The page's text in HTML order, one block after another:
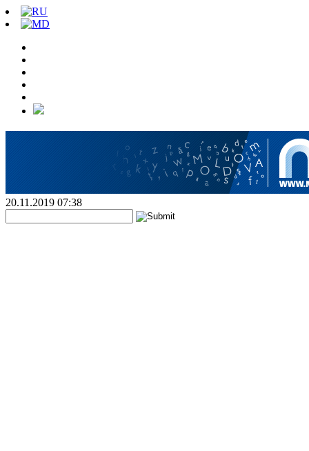
20.11.2019 07:38